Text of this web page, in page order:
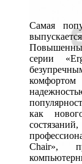
Самая
серии
комфортом
как
Chair»,